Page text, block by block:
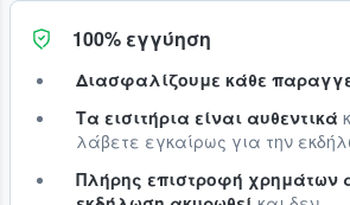
100% εγγύηση
Διασφαλίζουμε κάθε
Τα εισιτήρια είναι αυθεντικά
λάβετε εγκαίρως για την
Πλήρης επιστροφή χρημάτων